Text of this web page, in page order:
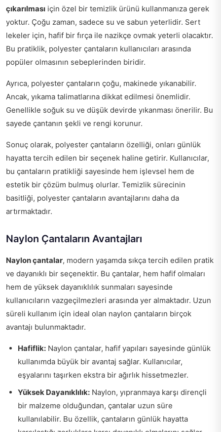
çıkarılması için özel bir temizlik ürünü kullanmanıza gerek
yoktur. Çoğu zaman, sadece su ve sabun yeterlidir. Sert
lekeler için, hafif bir fırça ile nazikçe ovmak yeterli olacaktır.
Bu pratiklik, polyester çantaların kullanıcıları arasında
popüler olmasının sebeplerinden biridir.
Ayrıca, polyester çantaların çoğu, makinede yıkanabilir.
Ancak, yıkama talimatlarına dikkat edilmesi önemlidir.
Genellikle soğuk su ve düşük devirde yıkanması önerilir. Bu
sayede çantanın şekli ve rengi korunur.
Sonuç olarak, polyester çantaların özelliği, onları günlük
hayatta tercih edilen bir seçenek haline getirir. Kullanıcılar,
bu çantaların pratikliği sayesinde hem işlevsel hem de
estetik bir çözüm bulmuş olurlar. Temizlik sürecinin
basitliği, polyester çantaların avantajlarını daha da
artırmaktadır.
Naylon Çantaların Avantajları
Naylon çantalar, modern yaşamda sıkça tercih edilen pratik
ve dayanıklı bir seçenektir. Bu çantalar, hem hafif olmaları
hem de yüksek dayanıklılık sunmaları sayesinde
kullanıcıların vazgeçilmezleri arasında yer almaktadır. Uzun
süreli kullanım için ideal olan naylon çantaların birçok
avantajı bulunmaktadır.
Hafiflik: Naylon çantalar, hafif yapıları sayesinde günlük
kullanımda büyük bir avantaj sağlar. Kullanıcılar,
eşyalarını taşırken ekstra bir ağırlık hissetmezler.
Yüksek Dayanıklılık: Naylon, yıpranmaya karşı dirençli
bir malzeme olduğundan, çantalar uzun süre
kullanılabilir. Bu özellik, çantaların günlük hayatta